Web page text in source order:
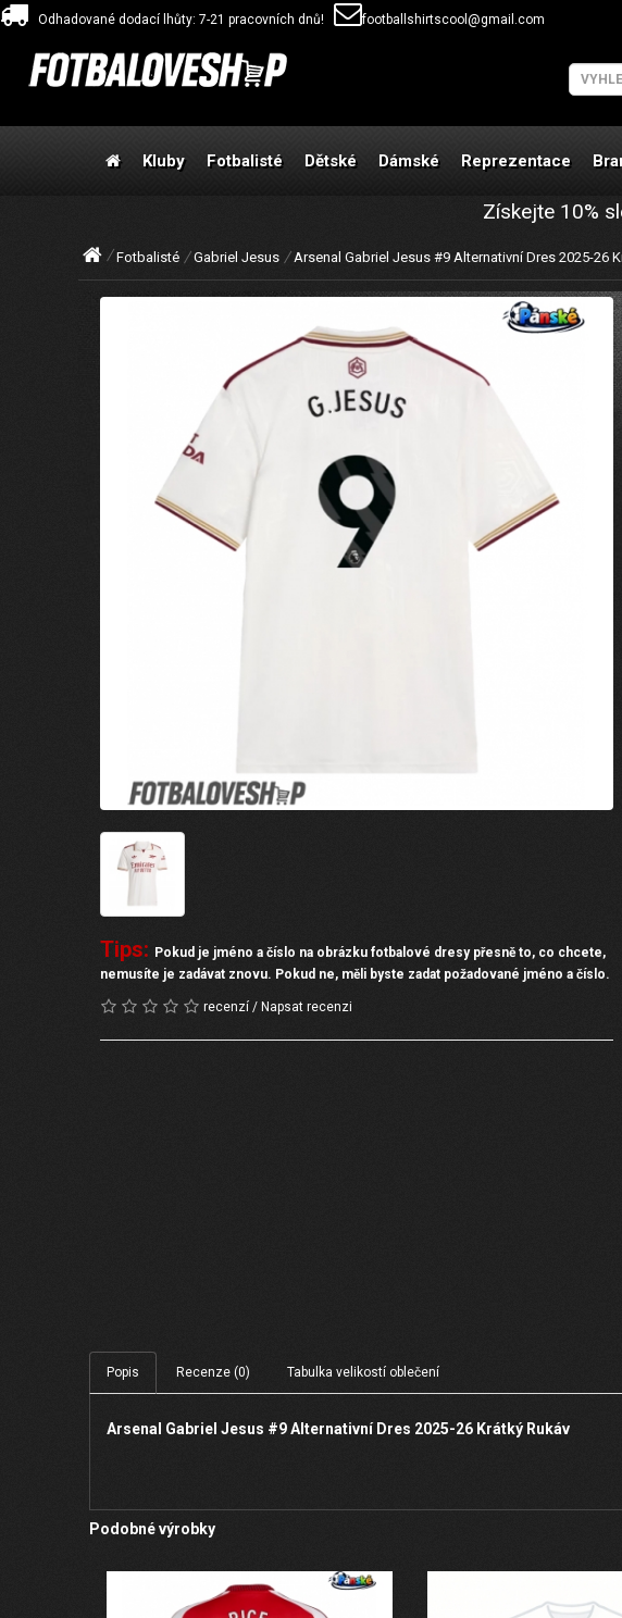
Odhadované dodací lhůty: 7-21 pracovních dnů! footballshirtscool@gmail.com
Kluby Fotbalisté Dětské Dámské Reprezentace
Získejte 10%
Fotbalisté Gabriel Jesus Arsenal Gabriel Jesus #9 Alternativní Dres 2025-26
Tips: Pokud je jméno a číslo na obrázku fotbalové dresy přesně to, co chcete,
nemusíte je zadávat znovu. Pokud ne, měli byste zadat požadované jméno a číslo.
recenzí / Napsat recenzi
Popis Recenze (0) Tabulka velikostí oblečení
Arsenal Gabriel Jesus #9 Alternativní Dres 2025-26 Krátký Rukáv
Podobné výrobky